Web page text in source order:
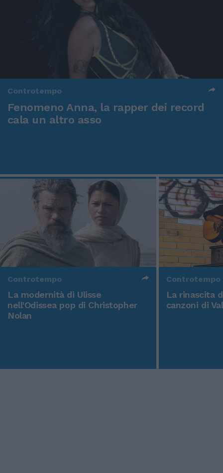
Controtempo
Fenomeno Anna, la rapper dei record
cala un altro asso
Controtempo
La modernità di Ulisse
nell'Odissea pop di Christopher
Nolan
Controtempo
La rinascita
canzoni di